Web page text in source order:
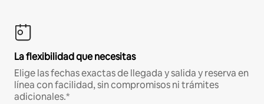
La flexibilidad que necesitas
Elige las fechas exactas de llegada y salida y reserva en
línea con facilidad, sin compromisos ni trámites
adicionales.*